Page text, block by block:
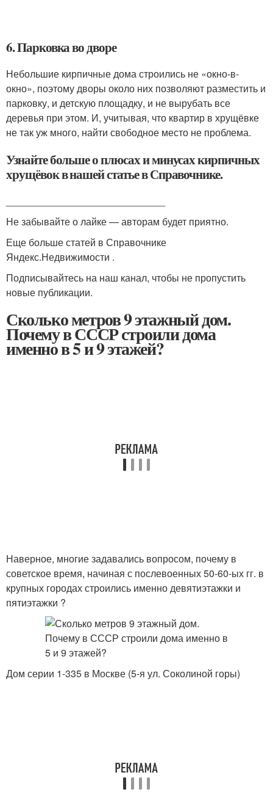
6. Парковка во дворе
Небольшие кирпичные дома строились не «окно-в-
окно», поэтому дворы около них позволяют разместить и
парковку, и детскую площадку, и не вырубать все
деревья при этом. И, учитывая, что квартир в хрущёвке
не так уж много, найти свободное место не проблема.
Узнайте больше о плюсах и минусах кирпичных
хрущёвок в нашей статье в Справочнике.
Не забывайте о лайке — авторам будет приятно.
Еще больше статей в Справочнике
Яндекс.Недвижимости .
Подписывайтесь на наш канал, чтобы не пропустить
новые публикации.
Сколько метров 9 этажный дом.
Почему в СССР строили дома
именно в 5 и 9 этажей?
Наверное, многие задавались вопросом, почему в
советское время, начиная с послевоенных 50-60-ых гг. в
крупных городах строились именно девятиэтажки и
пятиэтажки ?
Дом серии 1-335 в Москве (5-я ул. Соколиной горы)